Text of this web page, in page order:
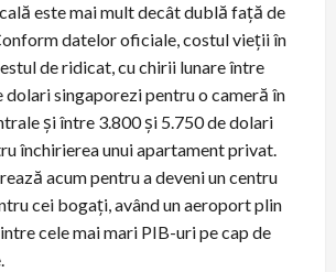
este mai mult decât dublă față de
datelor oficiale, costul vieții în
de ridicat, cu chirii lunare între
dolari singaporezi pentru o cameră în
și între 3.800 și 5.750 de dolari
închirierea unui apartament privat.
acum pentru a deveni un centru
cei bogați, având un aeroport plin
cele mai mari PIB-uri pe cap de